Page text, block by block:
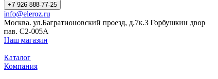
+7 926 888-77-25
info@eleroz.ru
Москва. ул.Багратионовский проезд, д.7к.3 Горбушкин двор
пав. C2-005A
Наш магазин
Каталог
Компания